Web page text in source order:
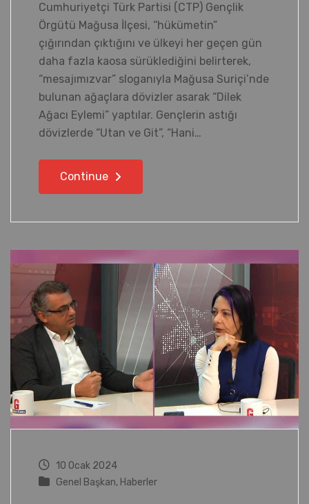
Cumhuriyetçi Türk Partisi (CTP) Gençlik
Örgütü Mağusa İlçesi, “hükümetin”
çığırından çıktığını ve ülkeyi her geçen gün
daha fazla kaosa sürüklediğini belirterek,
“mesajımızvar” sloganıyla Mağusa Suriçi’nde
bulunan ağaçlara dövizler asarak “Dilek
Ağacı Eylemi” yaptılar. Gençlerin astığı
dövizlerde “Utan ve Git”, “Hani…
Continue
10 Ocak 2024
Genel Başkan, Haberler